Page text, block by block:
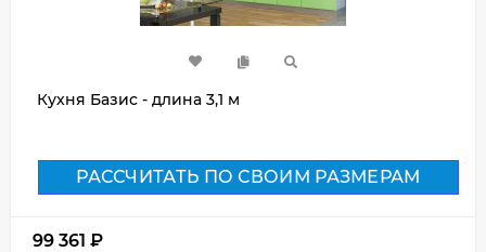
Кухня Базис - длина 3,1 м
РАССЧИТАТЬ ПО СВОИМ РАЗМЕРАМ
99 361 ₽